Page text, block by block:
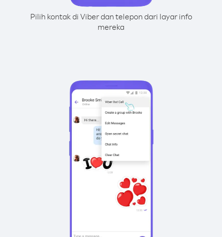
Pilih kontak di Viber dan telepon dari layar info
mereka